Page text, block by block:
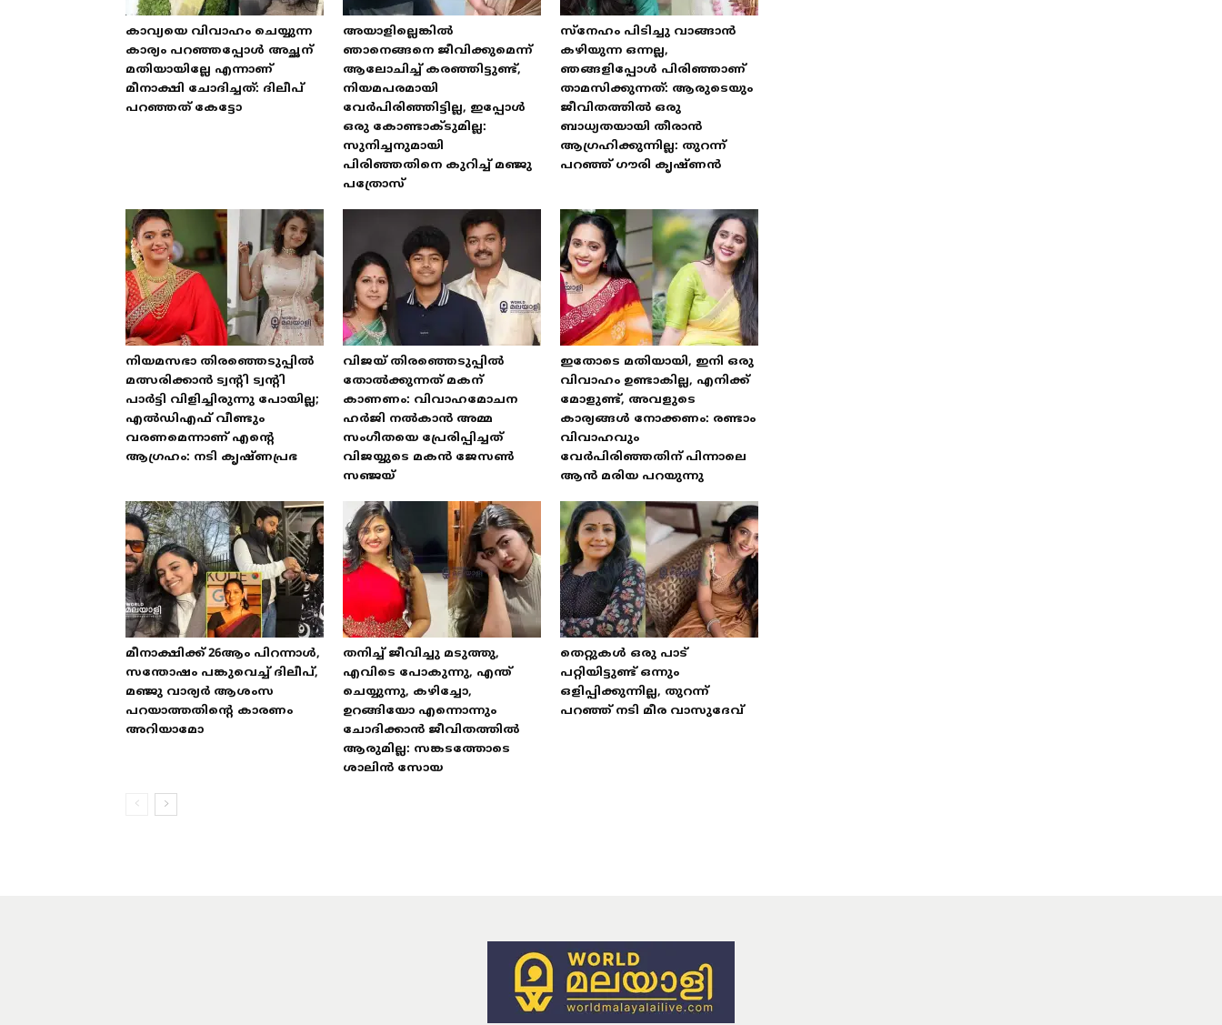
കാവ്യയെ വിവാഹം ചെയ്യുന്ന
കാര്യം പറഞ്ഞപ്പോൾ അച്ഛന്
മതിയായില്ലേ എന്നാണ്
മീനാക്ഷി ചോദിച്ചത്: ദിലീപ്
പറഞ്ഞത് കേട്ടോ
അയാളില്ലെങ്കിൽ
ഞാനെങ്ങനെ ജീവിക്കുമെന്ന്
ആലോചിച്ച് കരഞ്ഞിട്ടുണ്ട്,
നിയമപരമായി
വേർപിരിഞ്ഞിട്ടില്ല, ഇപ്പോൾ
ഒരു കോണ്ടാക്ടുമില്ല:
സുനിച്ചനുമായി
പിരിഞ്ഞതിനെ കുറിച്ച് മഞ്ജു
പത്രോസ്
സ്‌നേഹം പിടിച്ചു വാങ്ങാൻ
കഴിയുന്ന ഒന്നല്ല,
ഞങ്ങളിപ്പോൾ പിരിഞ്ഞാണ്
താമസിക്കുന്നത്: ആരുടെയും
ജീവിതത്തിൽ ഒരു
ബാധ്യതയായി തീരാൻ
ആഗ്രഹിക്കുന്നില്ല: തുറന്ന്
പറഞ്ഞ് ഗൗരി കൃഷ്ണൻ
നിയമസഭാ തിരഞ്ഞെടുപ്പിൽ
മത്സരിക്കാൻ ട്വന്റി ട്വന്റി
പാർട്ടി വിളിച്ചിരുന്നു പോയില്ല;
എൽഡിഎഫ് വീണ്ടും
വരണമെന്നാണ് എന്റെ
ആഗ്രഹം: നടി കൃഷ്ണപ്രഭ
വിജയ് തിരഞ്ഞെടുപ്പിൽ
തോൽക്കുന്നത് മകന്
കാണണം: വിവാഹമോചന
ഹർജി നൽകാൻ അമ്മ
സംഗീതയെ പ്രേരിപ്പിച്ചത്
വിജയ്യുടെ മകൻ ജേസൺ
സഞ്ജയ്
ഇതോടെ മതിയായി, ഇനി ഒരു
വിവാഹം ഉണ്ടാകില്ല, എനിക്ക്
മോളുണ്ട്, അവളുടെ
കാര്യങ്ങൾ നോക്കണം: രണ്ടാം
വിവാഹവും
വേർപിരിഞ്ഞതിന് പിന്നാലെ
ആൻ മരിയ പറയുന്നു
മീനാക്ഷിക്ക് 26ആം പിറന്നാൾ,
സന്തോഷം പങ്കുവെച്ച് ദിലീപ്,
മഞ്ജു വാര്യർ ആശംസ
പറയാത്തതിന്റെ കാരണം
അറിയാമോ
തനിച്ച് ജീവിച്ചു മടുത്തു,
എവിടെ പോകുന്നു, എന്ത്
ചെയ്യുന്നു, കഴിച്ചോ,
ഉറങ്ങിയോ എന്നൊന്നും
ചോദിക്കാൻ ജീവിതത്തിൽ
ആരുമില്ല: സങ്കടത്തോടെ
ശാലിൻ സോയ
തെറ്റുകൾ ഒരു പാട്
പറ്റിയിട്ടുണ്ട് ഒന്നും
ഒളിപ്പിക്കുന്നില്ല, തുറന്ന്
പറഞ്ഞ് നടി മീര വാസുദേവ്